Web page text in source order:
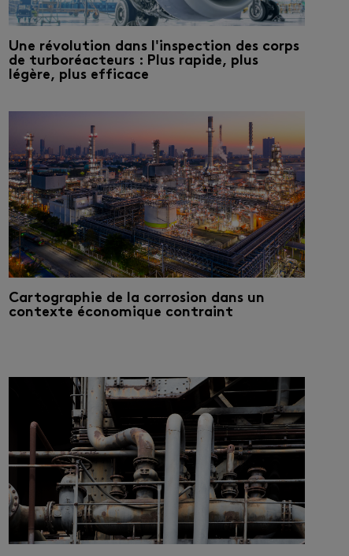
Une révolution dans l'inspection des corps
de turboréacteurs : Plus rapide, plus
légère, plus efficace
Cartographie de la corrosion dans un
contexte économique contraint